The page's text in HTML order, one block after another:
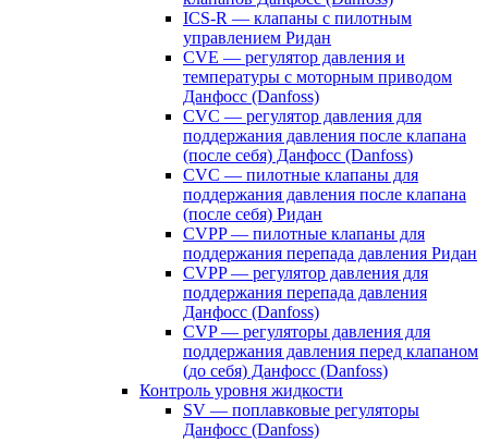
ICS-R — клапаны с пилотным
управлением Ридан
CVE — регулятор давления и
температуры с моторным приводом
Данфосс (Danfoss)
CVС — регулятор давления для
поддержания давления после клапана
(после себя) Данфосс (Danfoss)
CVС — пилотные клапаны для
поддержания давления после клапана
(после себя) Ридан
CVPP — пилотные клапаны для
поддержания перепада давления Ридан
CVPP — регулятор давления для
поддержания перепада давления
Данфосс (Danfoss)
CVP — регуляторы давления для
поддержания давления перед клапаном
(до себя) Данфосс (Danfoss)
Контроль уровня жидкости
SV — поплавковые регуляторы
Данфосс (Danfoss)